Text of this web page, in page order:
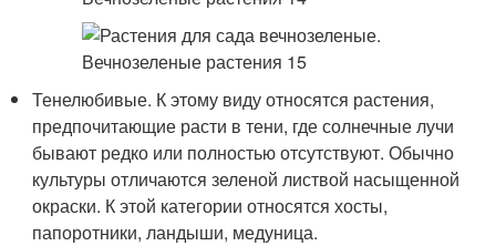
Тенелюбивые. К этому виду относятся растения,
предпочитающие расти в тени, где солнечные лучи
бывают редко или полностью отсутствуют. Обычно
культуры отличаются зеленой листвой насыщенной
окраски. К этой категории относятся хосты,
папоротники, ландыши, медуница.